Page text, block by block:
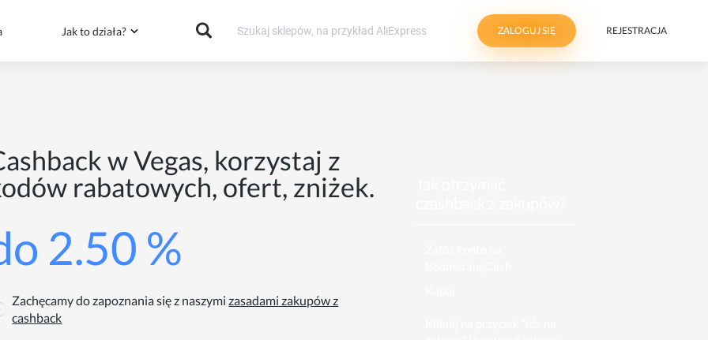
Jak to działa? ZALOGUJ SIĘ REJESTRACJA
w Vegas, korzystaj z
rabatowych, ofert, zniżek.
2.50 %
Zachęcamy do zapoznania się z naszymi zasadami zakupów z
cashback